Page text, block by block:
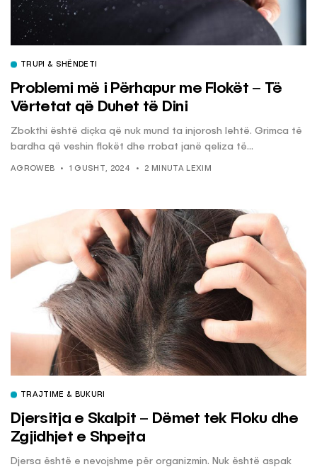
TRUPI & SHËNDETI
Problemi më i Përhapur me Flokët – Të
Vërtetat që Duhet të Dini
Zbokthi është diçka që nuk mund ta injorosh lehtë. Grimca të
bardha që veshin flokët dhe rrobat janë qeliza të...
AGROWEB 1 GUSHT, 2024 2 MINUTA LEXIM
TRAJTIME & BUKURI
Djersitja e Skalpit – Dëmet tek Floku dhe
Zgjidhjet e Shpejta
Djersa është e nevojshme për organizmin. Nuk është aspak